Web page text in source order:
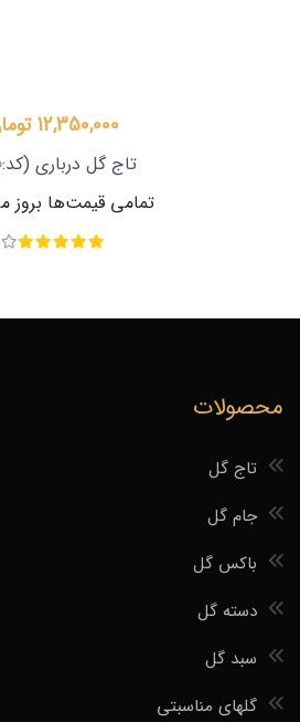
12,350,000 تومان
تاج گل درباری (کد:480)
تمامی قیمت‌ها بروز
محصولات
تاج گل
جام گل
باکس گل
دسته گل
سبد گل
گلهای مناسبتی